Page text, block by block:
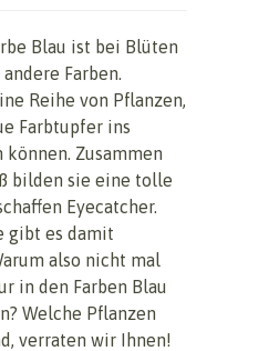
Blau ist bei Blüten
Farben.
Reihe von Pflanzen,
Farbtupfer ins
Zusammen
bilden sie eine tolle
Eyecatcher.
gibt es damit
also nicht mal
in den Farben Blau
Welche Pflanzen
verraten wir Ihnen!